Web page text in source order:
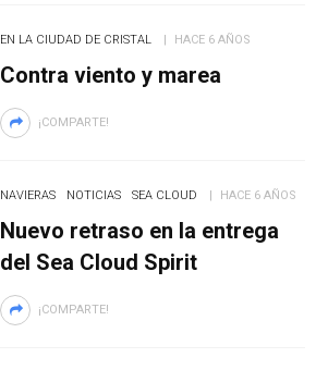
EN LA CIUDAD DE CRISTAL HACE 6 AÑOS
Contra viento y marea
¡COMPARTE!
NAVIERAS NOTICIAS SEA CLOUD HACE 6 AÑOS
Nuevo retraso en la entrega
del Sea Cloud Spirit
¡COMPARTE!